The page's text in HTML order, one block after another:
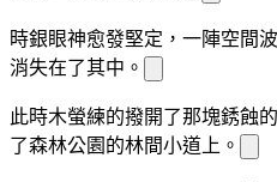
時銀眼神愈發堅定，一陣空間波
消失在了其中。
此時木螢練的撥開了那塊銹蝕
了森林公園的林間小道上。